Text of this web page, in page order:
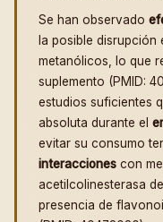
Se han observado
la posible
metanólicos, lo que
suplemento (PMID:
estudios suficientes
absoluta durante el
evitar su consumo
interacciones con
acetilcolinesterasa
presencia de